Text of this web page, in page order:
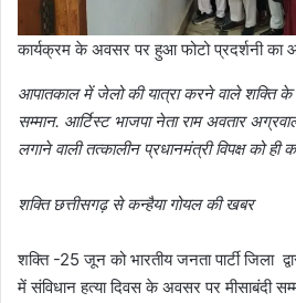
कार्यक्रम के अवसर पर हुआ फोटो प्रदर्शनी का
आपातकाल में जेलो की यात्रा करने वाले शक्ति के
सम्मान. आर्टिस्ट भाजपा नेता राम अवतार
लगाने वाली तत्कालीन प्रधानमंत्री विपक्ष को ही
शक्ति छत्तीसगढ़ से कन्हैया गोयल की खबर
शक्ति -25 जून को भारतीय जनता पार्टी जिला
में संविधान हत्या दिवस के अवसर पर मीसाबंदी